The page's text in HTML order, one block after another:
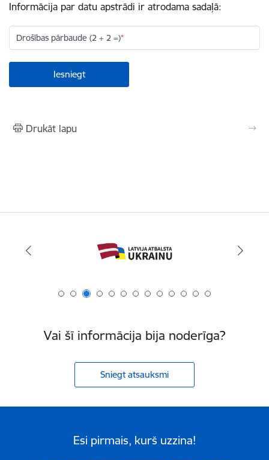
Informācija par datu apstrādi ir atrodama sadaļā:
Drošības pārbaude (2 + 2 =)
Drukāt lapu
Vai šī informācija bija noderīga?
Sniegt atsauksmi
Esi pirmais, kurš uzzina!